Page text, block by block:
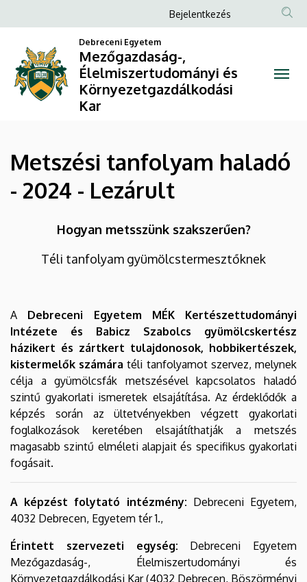
tanfolyam
haladó
Lezárult
Mezőgazdaság-,
Élelmiszertudományi
Környezetgazdálkodási
Kar
a
Anonim
fiók
menüje
Bejelentkezés
Debreceni Egyetem
Mezőgazdaság-,
Élelmiszertudományi és
Környezetgazdálkodási
Kar
Metszési tanfolyam haladó
- 2024 - Lezárult
Hogyan metsszünk szakszerűen?
Téli tanfolyam gyümölcstermesztőknek
A Debreceni Egyetem MÉK Kertészettudományi
Intézete és Babicz Szabolcs gyümölcskertész
házikert és zártkert tulajdonosok, hobbikertészek,
kistermelők számára téli tanfolyamot szervez, melynek
célja a gyümölcsfák metszésével kapcsolatos haladó
szintű gyakorlati ismeretek elsajátítása. Az érdeklődők a
képzés során az ültetvényekben végzett gyakorlati
foglalkozások keretében elsajátíthatják a metszés
magasabb szintű elméleti alapjait és specifikus gyakorlati
fogásait.
A képzést folytató intézmény: Debreceni Egyetem,
4032 Debrecen, Egyetem tér 1.,
Érintett szervezeti egység: Debreceni Egyetem
Mezőgazdaság-, Élelmiszertudományi és
Környezetgazdálkodási Kar (4032 Debrecen, Böszörményi